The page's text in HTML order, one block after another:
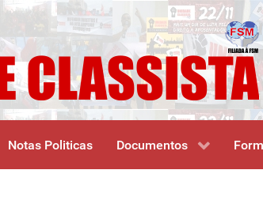
Notas Politicas Documentos